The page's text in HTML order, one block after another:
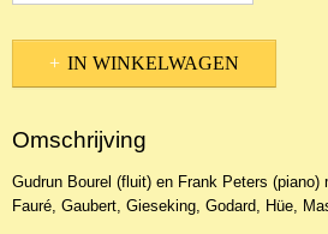
IN WINKELWAGEN
Omschrijving
Gudrun Bourel (fluit) en Frank Peters (piano)
Fauré, Gaubert, Gieseking, Godard, Hüe,